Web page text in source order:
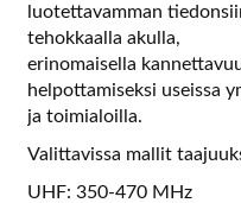
luotettavamman
tehokkaalla akulla,
erinomaisella
helpottamiseksi useissa
ja toimialoilla.
Valittavissa mallit
UHF: 350-470 MHz